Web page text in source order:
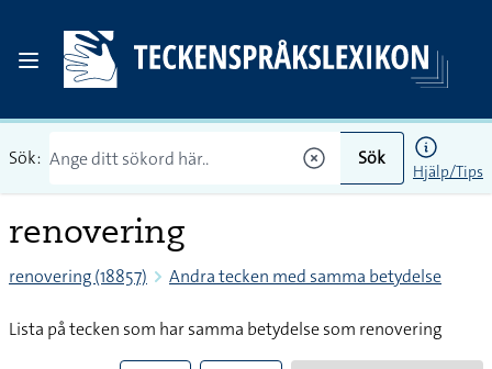
Sök: Sök
Hjälp/Tips
renovering
renovering (18857) Andra tecken med samma betydelse
Lista på tecken som har samma betydelse som renovering